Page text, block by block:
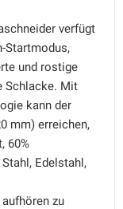
verfügt
Startmodus,
und rostige
Schlacke. Mit
kann der
mm) erreichen,
60%
Edelstahl,
zu